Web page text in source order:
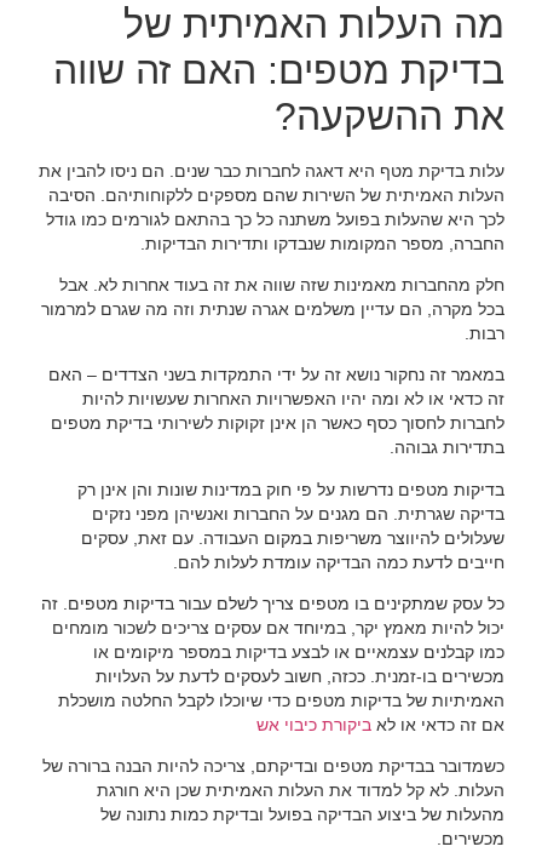
מה העלות האמיתית של
בדיקת מטפים: האם זה שווה
את ההשקעה?
עלות בדיקת מטף היא דאגה לחברות כבר שנים. הם ניסו להבין את
העלות האמיתית של השירות שהם מספקים ללקוחותיהם. הסיבה
לכך היא שהעלות בפועל משתנה כל כך בהתאם לגורמים כמו גודל
החברה, מספר המקומות שנבדקו ותדירות הבדיקות.
חלק מהחברות מאמינות שזה שווה את זה בעוד אחרות לא. אבל
בכל מקרה, הם עדיין משלמים אגרה שנתית וזה מה שגרם למרמור
רבות.
במאמר זה נחקור נושא זה על ידי התמקדות בשני הצדדים – האם
זה כדאי או לא ומה יהיו האפשרויות האחרות שעשויות להיות
לחברות לחסוך כסף כאשר הן אינן זקוקות לשירותי בדיקת מטפים
בתדירות גבוהה.
בדיקות מטפים נדרשות על פי חוק במדינות שונות והן אינן רק
בדיקה שגרתית. הם מגנים על החברות ואנשיהן מפני נזקים
שעלולים להיווצר משריפות במקום העבודה. עם זאת, עסקים
חייבים לדעת כמה הבדיקה עומדת לעלות להם.
כל עסק שמתקינים בו מטפים צריך לשלם עבור בדיקות מטפים. זה
יכול להיות מאמץ יקר, במיוחד אם עסקים צריכים לשכור מומחים
כמו קבלנים עצמאיים או לבצע בדיקות במספר מיקומים או
מכשירים בו-זמנית. ככזה, חשוב לעסקים לדעת על העלויות
האמיתיות של בדיקות מטפים כדי שיוכלו לקבל החלטה מושכלת
אם זה כדאי או לאביקורת כיבוי אש
כשמדובר בבדיקת מטפים ובדיקתם, צריכה להיות הבנה ברורה של
העלות. לא קל למדוד את העלות האמיתית שכן היא חורגת
מהעלות של ביצוע הבדיקה בפועל ובדיקת כמות נתונה של
מכשירים.